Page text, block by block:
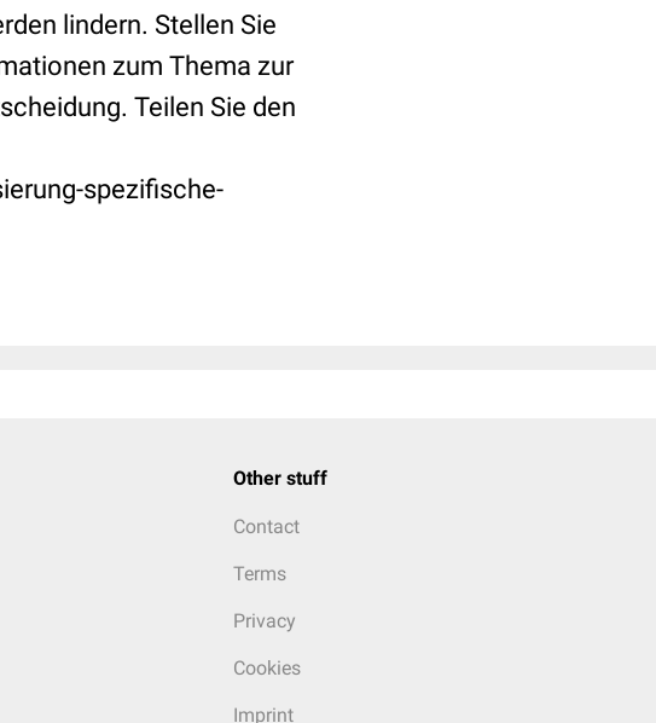
lindern. Stellen Sie
zum Thema zur
Teilen Sie den
spezifische-
Other stuff
Contact
Terms
Privacy
Cookies
Imprint